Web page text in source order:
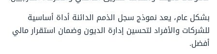
بشكل عام، يعد نموذج سجل الذمم الدائنة أداة أساسية
للشركات والأفراد لتحسين إدارة الديون وضمان استقرار مالي
أفضل.